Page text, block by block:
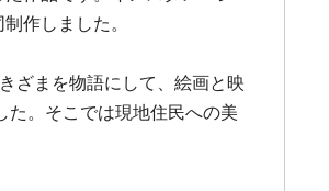
作しました。
ざまを物語にして、絵画と映
た。そこでは現地住民への美